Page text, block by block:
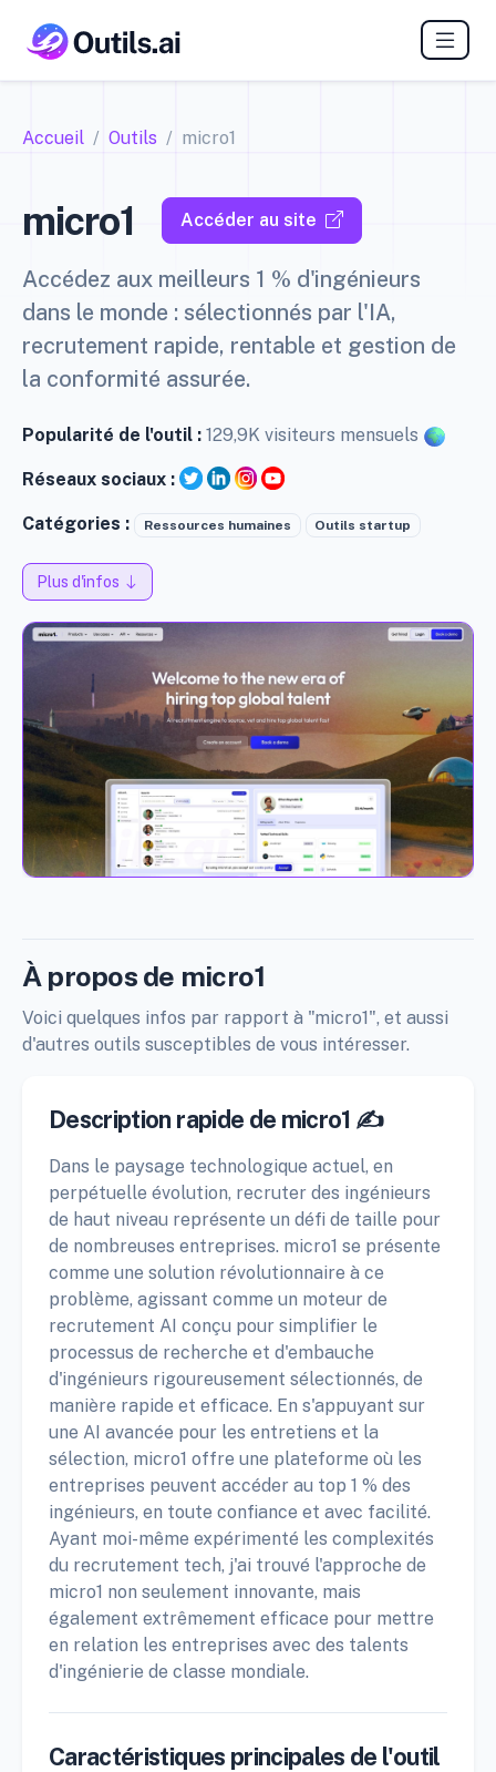
Accueil Outils micro1
micro1 Accéder au site
Accédez aux meilleurs 1 % d'ingénieurs
dans le monde : sélectionnés par l'IA,
recrutement rapide, rentable et gestion de
la conformité assurée.
Popularité de l'outil : 129,9K visiteurs mensuels
Réseaux sociaux :
Catégories : Ressources humaines Outils startup
Plus d'infos
À propos de micro1
Voici quelques infos par rapport à "micro1", et aussi
d'autres outils susceptibles de vous intéresser.
Description rapide de micro1 ✍️
Dans le paysage technologique actuel, en
perpétuelle évolution, recruter des ingénieurs
de haut niveau représente un défi de taille pour
de nombreuses entreprises. micro1 se présente
comme une solution révolutionnaire à ce
problème, agissant comme un moteur de
recrutement AI conçu pour simplifier le
processus de recherche et d'embauche
d'ingénieurs rigoureusement sélectionnés, de
manière rapide et efficace. En s'appuyant sur
une AI avancée pour les entretiens et la
sélection, micro1 offre une plateforme où les
entreprises peuvent accéder au top 1 % des
ingénieurs, en toute confiance et avec facilité.
Ayant moi-même expérimenté les complexités
du recrutement tech, j'ai trouvé l'approche de
micro1 non seulement innovante, mais
également extrêmement efficace pour mettre
en relation les entreprises avec des talents
d'ingénierie de classe mondiale.
Caractéristiques principales de l'outil